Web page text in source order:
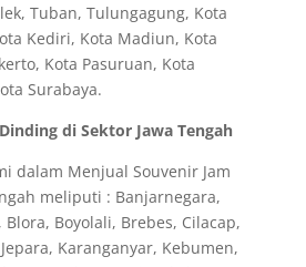
Tuban, Tulungagung, Kota
Kediri, Kota Madiun, Kota
Kota Pasuruan, Kota
Surabaya.
di Sektor Jawa Tengah
dalam Menjual Souvenir Jam
meliputi : Banjarnegara,
Blora, Boyolali, Brebes, Cilacap,
Karanganyar, Kebumen,